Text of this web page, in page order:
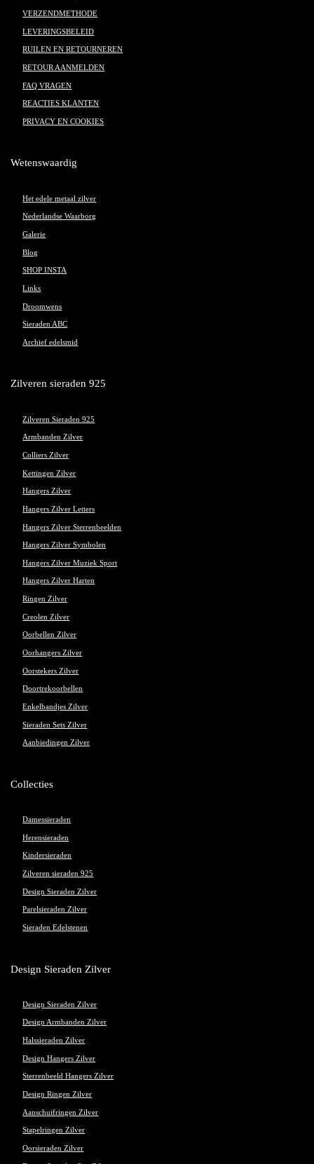
VERZENDMETHODE
LEVERINGSBELEID
RUILEN EN RETOURNEREN
RETOUR AANMELDEN
FAQ VRAGEN
REACTIES KLANTEN
PRIVACY EN COOKIES
Wetenswaardig
Het edele metaal zilver
Nederlandse Waarborg
Galerie
Blog
SHOP INSTA
Links
Droomwens
Sieraden ABC
Archief edelsmid
Zilveren sieraden 925
Zilveren Sieraden 925
Armbanden Zilver
Colliers Zilver
Kettingen Zilver
Hangers Zilver
Hangers Zilver Letters
Hangers Zilver Sterrenbeelden
Hangers Zilver Symbolen
Hangers Zilver Muziek Sport
Hangers Zilver Harten
Ringen Zilver
Creolen Zilver
Oorbellen Zilver
Oorhangers Zilver
Oorstekers Zilver
Doortrekoorbellen
Enkelbandjes Zilver
Sieraden Sets Zilver
Aanbiedingen Zilver
Collecties
Damessieraden
Herensieraden
Kindersieraden
Zilveren sieraden 925
Design Sieraden Zilver
Parelsieraden Zilver
Sieraden Edelstenen
Design Sieraden Zilver
Design Sieraden Zilver
Design Armbanden Zilver
Halssieraden Zilver
Design Hangers Zilver
Sterrenbeeld Hangers Zilver
Design Ringen Zilver
Aanschuifringen Zilver
Stapelringen Zilver
Oorsieraden Zilver